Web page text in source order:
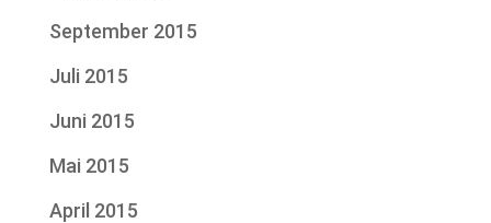
September 2015
Juli 2015
Juni 2015
Mai 2015
April 2015